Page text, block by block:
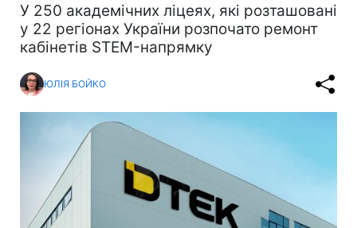
У 250 академічних ліцеях, які розташовані
у 22 регіонах України розпочато ремонт
кабінетів STEM-напрямку
ЮЛІЯ БОЙКО